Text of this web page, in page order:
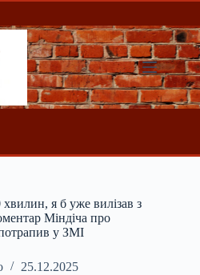
я б уже вилізав з
Міндіча про
потрапив у ЗМІ
25.12.2025